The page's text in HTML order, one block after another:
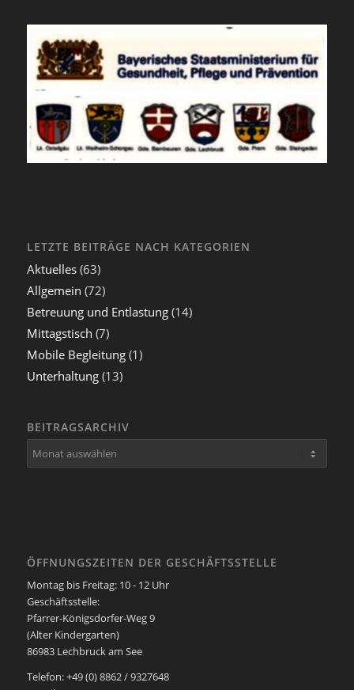
LETZTE BEITRÄGE NACH KATEGORIEN
Aktuelles(63)
Allgemein (72)
Betreuung und Entlastung(14)
Mittagstisch (7)
Mobile Begleitung(1)
Unterhaltung(13)
BEITRAGSARCHIV
ÖFFNUNGSZEITEN DER GESCHÄFTSSTELLE
Montag bis Freitag: 10 - 12 Uhr
Geschäftsstelle:
Pfarrer-Königsdorfer-Weg 9
(Alter Kindergarten)
86983 Lechbruck am See
Telefon: +49 (0) 8862 / 9327648